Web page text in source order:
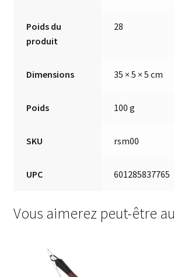
Poids du
produit
28
Dimensions 35 × 5 × 5 cm
Poids 100 g
SKU rsm00
UPC 601285837765
Vous aimerez peut-être